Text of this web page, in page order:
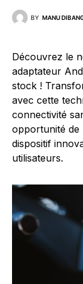
BY MANU
Découvrez le
adaptateur
stock !
avec cette
connectivité
opportunité de
dispositif
utilisateurs.